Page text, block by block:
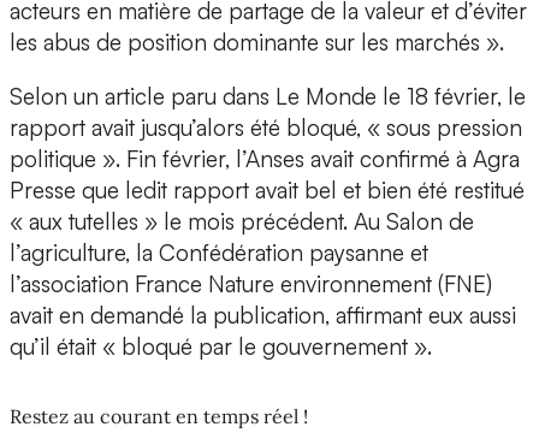
acteurs en matière de partage de la valeur et d’éviter
les abus de position dominante sur les marchés ».
Selon un article paru dans Le Monde le 18 février, le
rapport avait jusqu’alors été bloqué, « sous pression
politique ». Fin février, l’Anses avait confirmé à Agra
Presse que ledit rapport avait bel et bien été restitué
« aux tutelles » le mois précédent. Au Salon de
l’agriculture, la Confédération paysanne et
l’association France Nature environnement (FNE)
avait en demandé la publication, affirmant eux aussi
qu’il était « bloqué par le gouvernement ».
Restez au courant en temps réel !